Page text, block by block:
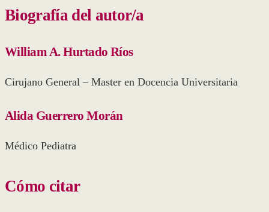
Biografía del autor/a
William A. Hurtado Ríos
Cirujano General – Master en Docencia Universitaria
Alida Guerrero Morán
Médico Pediatra
Cómo citar